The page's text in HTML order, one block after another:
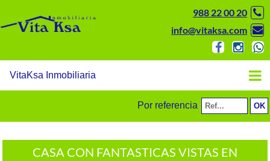
988 22 00 20
info@vitaksa.com
VitaKsa Inmobiliaria
Por referencia
CASA CON FANTASTICAS VISTAS EN